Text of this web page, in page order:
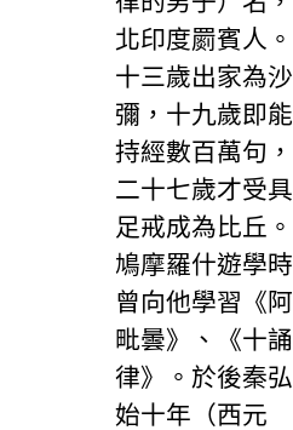
北印度罽賓人。
十三歲出家為沙
彌，十九歲即能
持經數百萬句，
二十七歲才受具
足戒成為比丘。
鳩摩羅什遊學時
曾向他學習《阿
毗曇》、《十誦
律》。於後秦弘
始十年（西元